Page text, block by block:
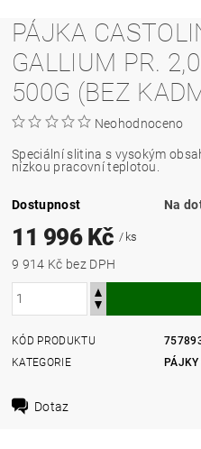
PÁJKA
GALLIUM PR.
500G (BEZ
Neohodnoceno
Speciální slitina s vysokým
nízkou pracovní teplotou.
Dostupnost Na
11 996 Kč/ ks
9 914 Kč bez DPH
KÓD PRODUKTU
KATEGORIE
PÁJKY
Dotaz